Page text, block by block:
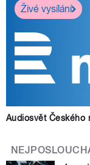
Živé vysílání
Audiosvět Českého